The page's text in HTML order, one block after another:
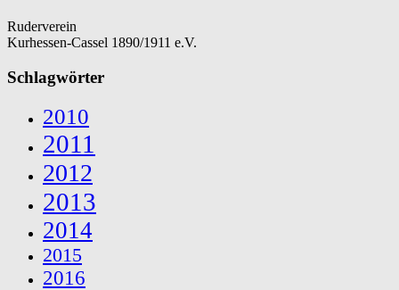
Ruderverein
Kurhessen-Cassel 1890/1911 e.V.
Schlagwörter
2010
2011
2012
2013
2014
2015
2016